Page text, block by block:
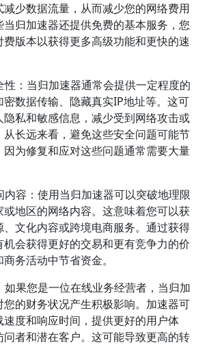
少数据流量，从而减少您的网络费用
归加速器还提供免费的基本服务，您
版本以获得更多高级功能和更快的速
性：当归加速器通常会提供一定程度的
数据传输、隐藏真实IP地址等。这可
隐私和敏感信息，减少受到网络攻击或
长远来看，避免这些安全问题可能节
为修复和应对这些问题通常需要大量
内容：使用当归加速器可以突破地理限
地区的网络内容。这意味着您可以获
文化内容或跨境电商服务。通过获得
会获得更好的交易和更有竞争力的价
务活动中节省资金。
如果您是一位在线业务经营者，当归加
的财务状况产生积极影响。加速器可
速度和响应时间，提供更好的用户体
者和潜在客户。这可能导致更高的转